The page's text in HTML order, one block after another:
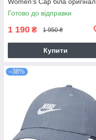
(AO8662-101)
Готово до відправки
1 190 ₴ 1 950 ₴
Купити
–38%